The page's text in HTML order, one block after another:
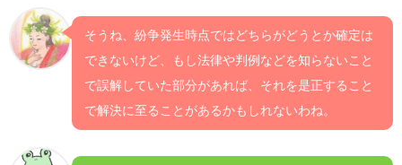
そうね、紛争発生時点ではどちらがどうとか確定は
できないけど、もし法律や判例などを知らないこと
で誤解していた部分があれば、それを是正すること
で解決に至ることがあるかもしれないわね。